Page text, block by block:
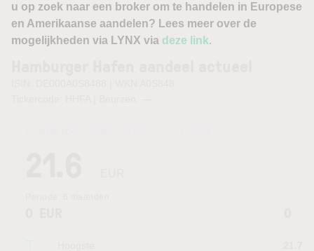
u op zoek naar een broker om te handelen in Europese
en Amerikaanse aandelen? Lees meer over de
mogelijkheden via LYNX via deze link.